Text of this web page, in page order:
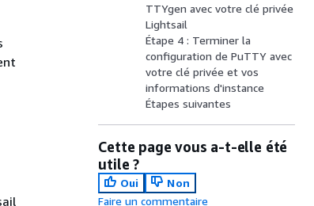
TTYgen avec votre clé privée
Lightsail
Étape 4 : Terminer la
configuration de PuTTY avec
votre clé privée et vos
informations d'instance
Étapes suivantes
Cette page vous a-t-elle été
utile ?
Oui
Non
Faire un commentaire